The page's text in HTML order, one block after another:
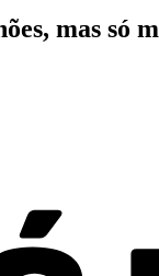
mas só